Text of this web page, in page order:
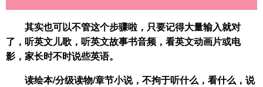
其实也可以不管这个步骤啦，只要记得大量输入就对
了，听英文儿歌，听英文故事书音频，看英文动画片或电
影，家长时不时说些英语。
读绘本/分级读物/章节小说，不拘于听什么，看什么，说